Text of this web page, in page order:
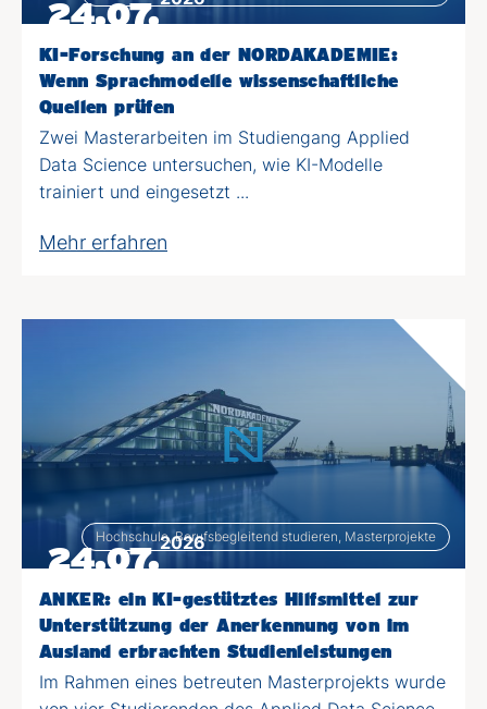
24.07.
KI-Forschung an der NORDAKADEMIE:
Wenn Sprachmodelle wissenschaftliche
Quellen prüfen
Zwei Masterarbeiten im Studiengang Applied
Data Science untersuchen, wie KI-Modelle
trainiert und eingesetzt ...
Mehr erfahren
Hochschule, Berufsbegleitend studieren, Masterprojekte
24.07.2026
ANKER: ein KI-gestütztes Hilfsmittel zur
Unterstützung der Anerkennung von im
Ausland erbrachten Studienleistungen
Im Rahmen eines betreuten Masterprojekts wurde